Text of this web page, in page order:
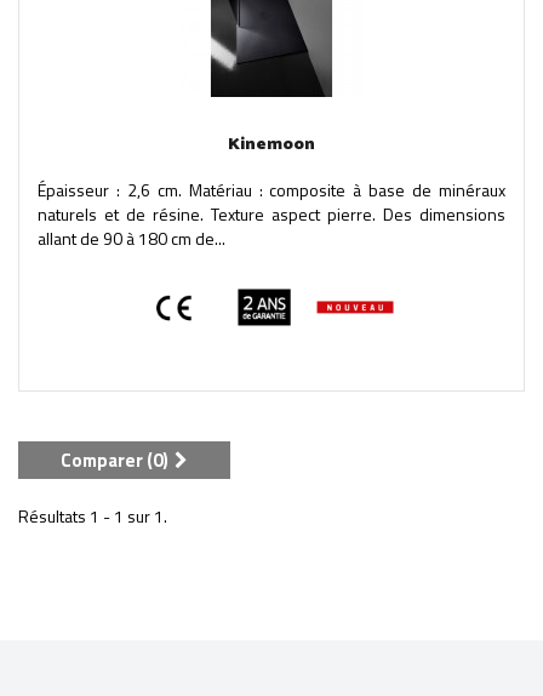
Kinemoon
Épaisseur : 2,6 cm. Matériau : composite à base de minéraux
naturels et de résine. Texture aspect pierre. Des dimensions
allant de 90 à 180 cm de...
Comparer (0)
Résultats 1 - 1 sur 1.